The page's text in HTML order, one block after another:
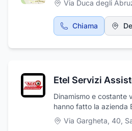
offerte pensate per te.
trovarci in Strada
Via Duca degli
Chiama
Etel Servizi
Dinamismo e costante
hanno fatto la azienda
compagno di lavoro
prodotti sono in grado
Via Gargheta, 40,